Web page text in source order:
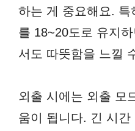
하는 게 중요해요. 특
를 18~20도로 유지
서도 따뜻함을 느낄
외출 시에는 외출 모
움이 됩니다. 긴 시